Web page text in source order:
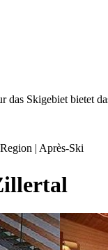
Skigebiet bietet
| Après-Ski